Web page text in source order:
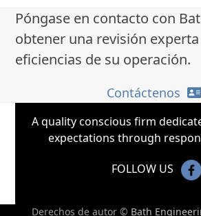
Póngase en contacto con
obtener una revisión experta
eficiencias de su operación.
Contáctenos
A quality conscious firm
expectations through
FOLLOW US
Derechos de autor © Bath